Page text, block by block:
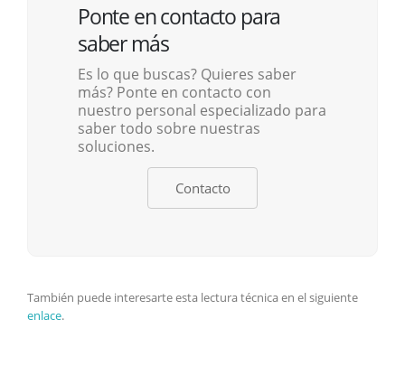
Ponte en contacto para
saber más
Es lo que buscas? Quieres saber
más? Ponte en contacto con
nuestro personal especializado para
saber todo sobre nuestras
soluciones.
Contacto
También puede interesarte esta lectura técnica en el siguiente
enlace.